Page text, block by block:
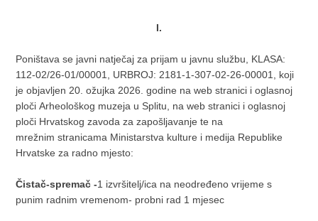
I.
Poništava se javni natječaj za prijam u javnu službu, KLASA:
112-02/26-01/00001, URBROJ: 2181-1-307-02-26-00001, koji
je objavljen 20. ožujka 2026. godine na web stranici i oglasnoj
ploči Arheološkog muzeja u Splitu, na web stranici i oglasnoj
ploči Hrvatskog zavoda za zapošljavanje te na
mrežnim stranicama Ministarstva kulture i medija Republike
Hrvatske za radno mjesto:
Čistač-spremač -1 izvršitelj/ica na neodređeno vrijeme s
punim radnim vremenom- probni rad 1 mjesec